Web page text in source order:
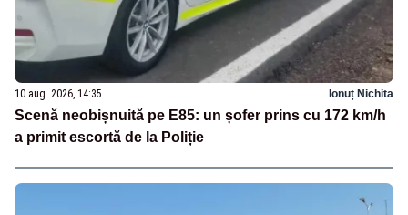
10 aug. 2026, 14:35 Ionuț Nichita
Scenă neobișnuită pe E85: un șofer prins cu 172 km/h
a primit escortă de la Poliție